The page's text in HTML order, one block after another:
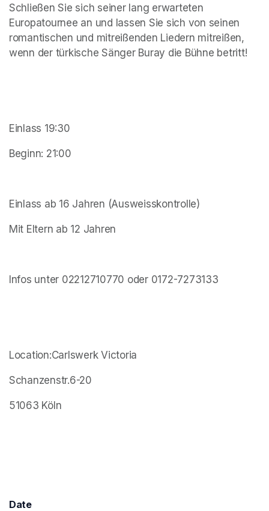
Schließen Sie sich seiner lang erwarteten
Europatournee an und lassen Sie sich von seinen
romantischen und mitreißenden Liedern mitreißen,
wenn der türkische Sänger Buray die Bühne betritt!
Einlass 19:30
Beginn: 21:00
Einlass ab 16 Jahren (Ausweisskontrolle)
Mit Eltern ab 12 Jahren
Infos unter 02212710770 oder 0172-7273133
Location:Carlswerk Victoria
Schanzenstr.6-20
51063 Köln
Date